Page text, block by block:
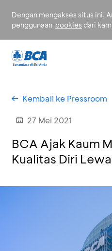
Dengan mengakses situs ini,
penggunaan cookies dari
Kembali ke Pressroom
27 Mei 2021
BCA Ajak Kaum
Kualitas Diri